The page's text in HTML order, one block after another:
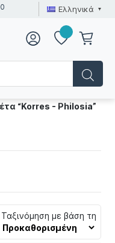
Ελληνικά
“Korres - Philosia”
Ταξινόμηση με βάση τη